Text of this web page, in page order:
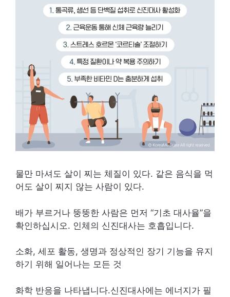
물만 마셔도 살이 찌는 체질이 있다. 같은 음식을 먹
어도 살이 찌지 않는 사람이 있다.
배가 부르거나 뚱뚱한 사람은 먼저 “기초 대사율”을
확인하십시오. 인체의 신진대사는 호흡입니다.
소화, 세포 활동, 생명과 정상적인 장기 기능을 유지
하기 위해 일어나는 모든 것
화학 반응을 나타냅니다.신진대사에는 에너지가 필